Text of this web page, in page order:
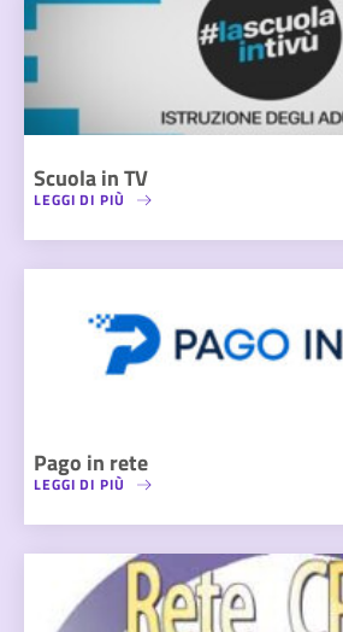
Scuola in TV
LEGGI DI PIÙ
Pago in rete
LEGGI DI PIÙ